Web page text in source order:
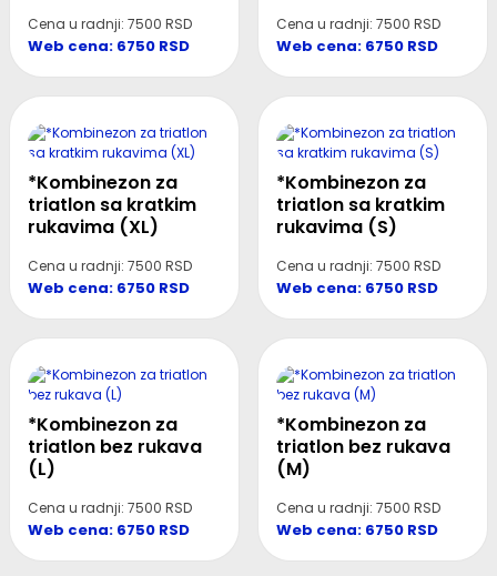
Cena u radnji: 7500 RSD
Web cena: 6750 RSD
Cena u radnji: 7500 RSD
Web cena: 6750 RSD
*Kombinezon za
triatlon sa kratkim
rukavima (XL)
Cena u radnji: 7500 RSD
Web cena: 6750 RSD
*Kombinezon za
triatlon sa kratkim
rukavima (S)
Cena u radnji: 7500 RSD
Web cena: 6750 RSD
*Kombinezon za
triatlon bez rukava
(L)
Cena u radnji: 7500 RSD
Web cena: 6750 RSD
*Kombinezon za
triatlon bez rukava
(M)
Cena u radnji: 7500 RSD
Web cena: 6750 RSD